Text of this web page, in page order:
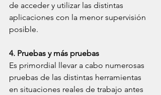
de acceder y utilizar las distintas
aplicaciones con la menor supervisión
posible.
4. Pruebas y más pruebas
Es primordial llevar a cabo numerosas
pruebas de las distintas herramientas
en situaciones reales de trabajo antes